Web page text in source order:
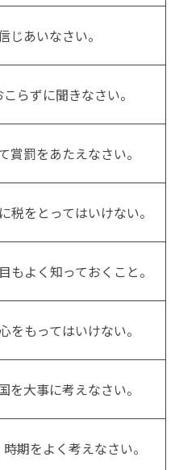
じあいなさい。
らずに聞きなさい。
賞罰をあたえなさい。
税をとってはいけない。
もよく知っておくこと。
をもってはいけない。
を大事に考えなさい。
期をよく考えなさい。